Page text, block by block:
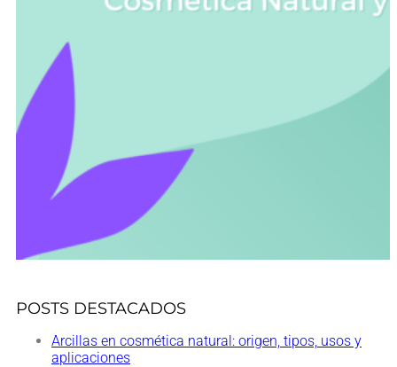
POSTS DESTACADOS
Arcillas en cosmética natural: origen, tipos, usos y
aplicaciones